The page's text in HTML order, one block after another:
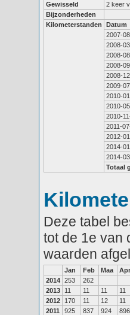
Gewisseld
2 keer
Bijzonderheden
Kilometerstanden
Datum
2007-
2008-
2008-
2008-
2008-
2009-
2010-
2010-
2010-
2011-
2012-
2014-
2014-
Totaal
Deze tabel
tot de 1e van
waarden
Jan Feb Maa Apr
2014 253
262
2013
11 11 11 11
2012
170 11 12 11
2011
925 837 924 896